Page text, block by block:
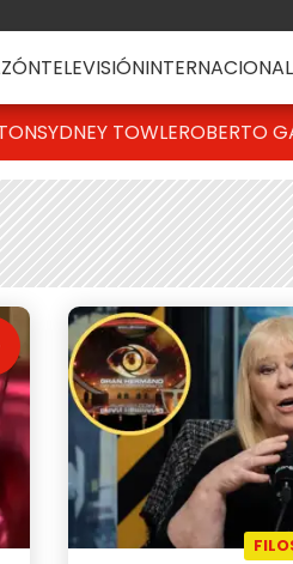
TELEVISIÓNINTERNACIONAL
SYDNEY TOWLEROBERTO